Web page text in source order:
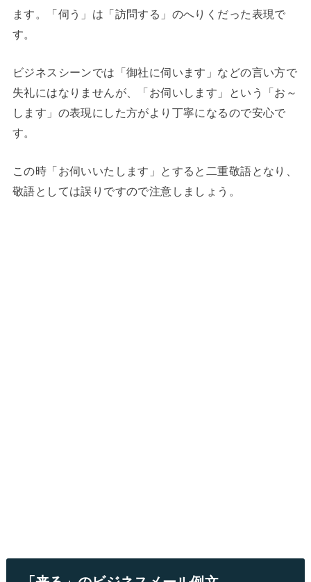
ます。「伺う」は「訪問する」のへりくだった表現で
す。
ビジネスシーンでは「御社に伺います」などの言い方で
失礼にはなりませんが、「お伺いします」という「お～
します」の表現にした方がより丁寧になるので安心で
す。
この時「お伺いいたします」とすると二重敬語となり、
敬語としては誤りですので注意しましょう。